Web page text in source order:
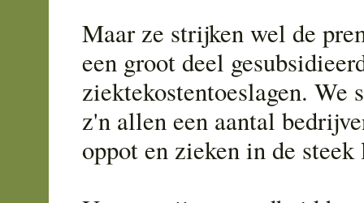
Maar ze strijken wel de
een groot deel
ziektekostentoeslagen. We
z'n allen een aantal
oppot en zieken in de steek